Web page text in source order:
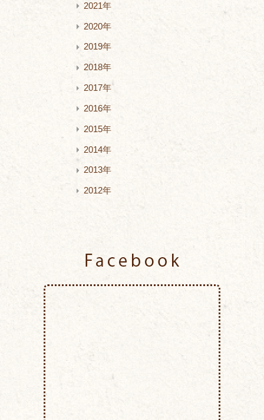
2021年
2020年
2019年
2018年
2017年
2016年
2015年
2014年
2013年
2012年